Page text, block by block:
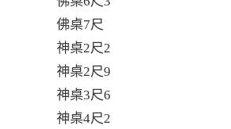
佛桌7尺
神桌2尺2
神桌2尺9
神桌3尺6
神桌4尺2